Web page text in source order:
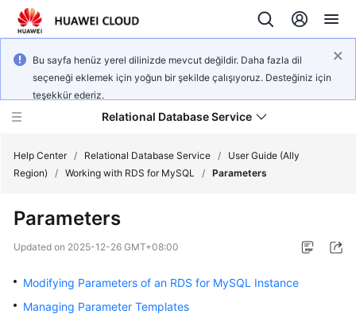
Bu sayfa henüz yerel dilinizde mevcut değildir. Daha fazla dil
seçeneği eklemek için yoğun bir şekilde çalışıyoruz. Desteğiniz için
teşekkür ederiz.
Relational Database Service
Service
Billing
Help Center / Relational Database Service /
User Guide (Ally
Region)
/ Working with RDS for MySQL / Parameters
Parameters
Updated on 2025-12-26 GMT+08:00
Modifying Parameters of an RDS for MySQL Instance
Managing Parameter Templates